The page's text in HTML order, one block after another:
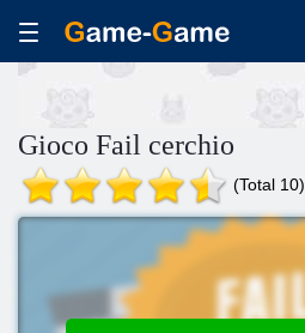
Gioco Fail cerchio
(Total 10)